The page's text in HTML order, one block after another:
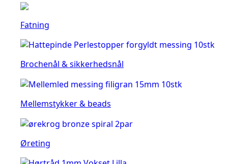
Fatning
Brochenål & sikkerhedsnål
Mellemstykker & beads
Øreting